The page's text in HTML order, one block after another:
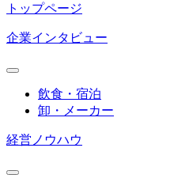
トップページ
企業インタビュー
飲食・宿泊
卸・メーカー
経営ノウハウ